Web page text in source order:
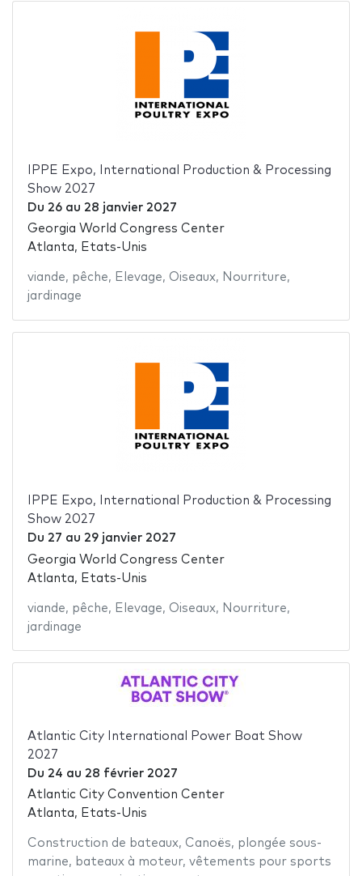
IPPE Expo, International Production & Processing
Show 2027
Du 26au 28 janvier 2027
Georgia World Congress Center
Atlanta, Etats-Unis
viande, pêche, Elevage, Oiseaux, Nourriture,
jardinage
IPPE Expo, International Production & Processing
Show 2027
Du 27 au 29 janvier 2027
Georgia World Congress Center
Atlanta, Etats-Unis
viande, pêche, Elevage, Oiseaux, Nourriture,
jardinage
Atlantic City International Power Boat Show
2027
Du 24 au 28 février 2027
Atlantic City Convention Center
Atlanta, Etats-Unis
Construction de bateaux, Canoës, plongée sous-
marine, bateaux à moteur, vêtements pour sports